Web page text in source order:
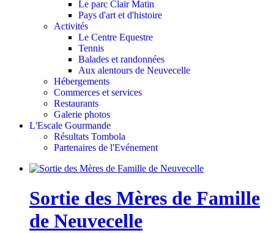
Le parc Clair Matin
Pays d'art et d'histoire
Activités
Le Centre Equestre
Tennis
Balades et randonnées
Aux alentours de Neuvecelle
Hébergements
Commerces et services
Restaurants
Galerie photos
L'Escale Gourmande
Résultats Tombola
Partenaires de l'Evénement
Sortie des Mères de Famille
de Neuvecelle